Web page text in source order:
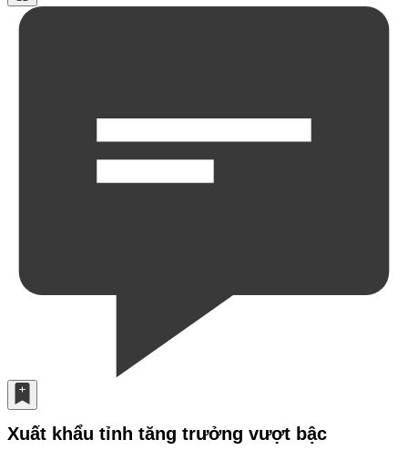
Xuất khẩu tỉnh tăng trưởng vượt bậc